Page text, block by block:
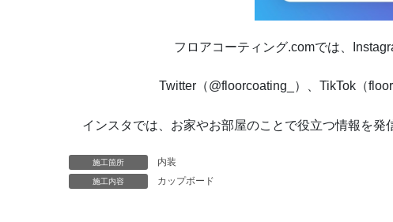
フロアコーティング.comでは、
Twitter（@floorcoating_）、TikTok（
インスタでは、お家やお部屋のことで役立つ情報を
施工箇所 内装
施工内容 カップボード